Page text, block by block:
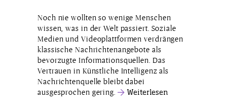
Noch nie wollten so wenige Menschen
wissen, was in der Welt passiert. Soziale
Medien und Videoplattformen verdrängen
klassische Nachrichtenangebote als
bevorzugte Informationsquellen. Das
Vertrauen in Künstliche Intelligenz als
Nachrichtenquelle bleibt dabei
ausgesprochen gering.
Weiterlesen